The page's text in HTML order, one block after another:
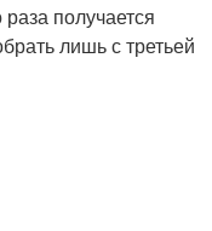
получается
лишь с третьей